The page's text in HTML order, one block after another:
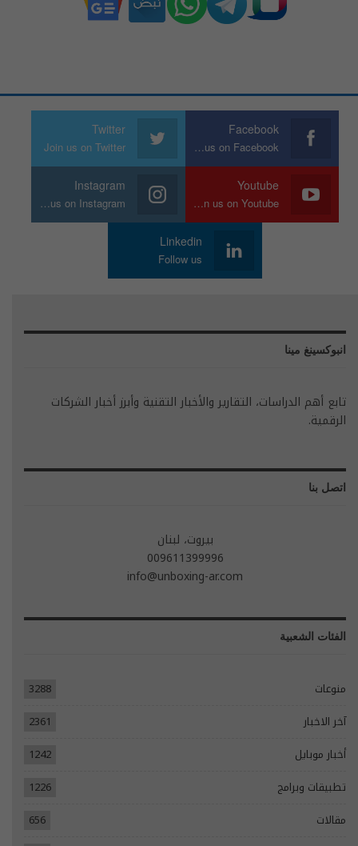
Facebook
Join us on Facebook
Twitter
Join us on Twitter
Youtube
Join us on Youtube
Instagram
Join us on Instagram
Linkedin
Follow us
انبوكسينغ مينا
تابع أهم الدراسات، التقارير والأخبار التقنية وأبرز أخبار الشركات
الرقمية.
اتصل بنا
بيروت، لبنان
009611399996
info@unboxing-ar.com
الفئات الشعبية
منوعات
3288
آخر الاخبار
2361
أخبار موبايل
1242
تطبيقات وبرامج
1226
مقالات
656